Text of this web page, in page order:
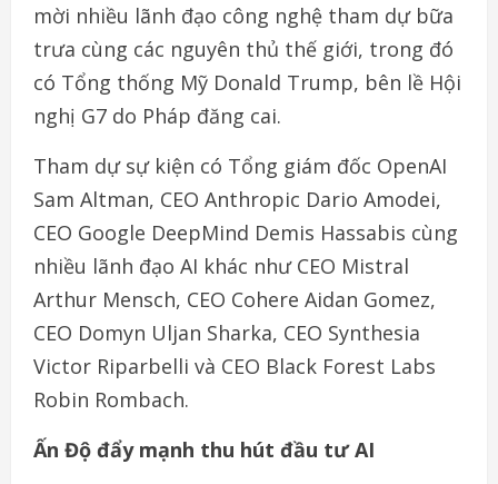
mời nhiều lãnh đạo công nghệ tham dự bữa
trưa cùng các nguyên thủ thế giới, trong đó
có Tổng thống Mỹ Donald Trump, bên lề Hội
nghị G7 do Pháp đăng cai.
Tham dự sự kiện có Tổng giám đốc OpenAI
Sam Altman, CEO Anthropic Dario Amodei,
CEO Google DeepMind Demis Hassabis cùng
nhiều lãnh đạo AI khác như CEO Mistral
Arthur Mensch, CEO Cohere Aidan Gomez,
CEO Domyn Uljan Sharka, CEO Synthesia
Victor Riparbelli và CEO Black Forest Labs
Robin Rombach.
Ấn Độ đẩy mạnh thu hút đầu tư AI